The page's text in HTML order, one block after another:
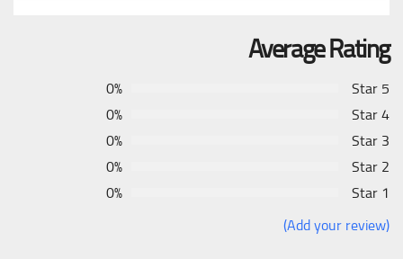
Average Rating
5 Star
0%
4 Star
0%
3 Star
0%
2 Star
0%
1 Star
0%
(Add your review)